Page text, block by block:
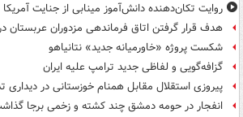
روایت تکان‌دهنده دانش‌آموز مینابی از جنایت آمریکا
هدف قرار گرفتن اتاق‌ فرماندهی مزدوران عربستان
شکست پروژه «خاورمیانه جدید» نتانیاهو
گزافه‌گویی و لفاظی جدید ترامپ علیه ایران
پیروزی استقلال مقابل همنام خوزستانی در دیداری
انفجار در حومه دمشق چند کشته و زخمی برجا